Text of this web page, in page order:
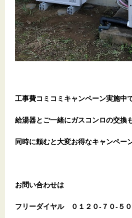
工事費コミコミキャンペーン実施中で
給湯器とご一緒にガスコンロの交換
同時に頼むと大変お得なキャンペー
お問い合わせは
フリーダイヤル ０１２０-７０-５